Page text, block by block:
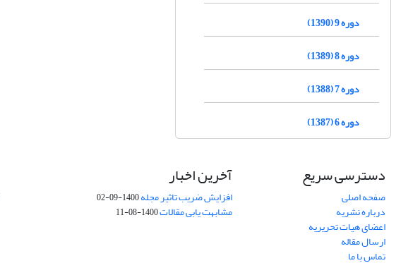
دوره 9 (1390)
دوره 8 (1389)
دوره 7 (1388)
دوره 6 (1387)
دسترسی سریع
صفحه اصلی
درباره نشریه
اعضای هیات تحریریه
ارسال مقاله
تماس با ما
آخرین اخبار
افزایش ضریب تاثیر مجله1400-09-02
مشابهت یابی مقالات1400-08-11